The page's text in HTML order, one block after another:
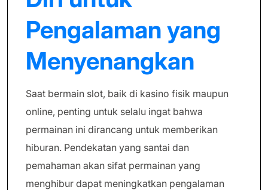
Pengalaman yang
Menyenangkan
Saat bermain slot, baik di kasino fisik maupun
online, penting untuk selalu ingat bahwa
permainan ini dirancang untuk memberikan
hiburan. Pendekatan yang santai dan
pemahaman akan sifat permainan yang
menghibur dapat meningkatkan pengalaman